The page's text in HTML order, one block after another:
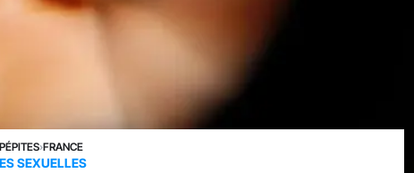
›FRANCE
SEXUELLES